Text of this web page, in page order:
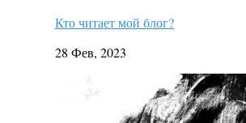
Кто читает мой блог?
28 Фев, 2023